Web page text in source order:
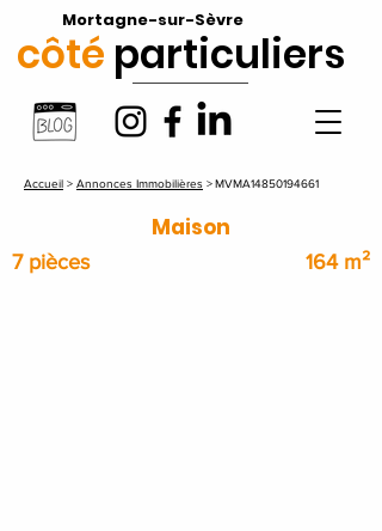
Mortagne-sur-Sèvre
côté particuliers
Accueil > Annonces Immobilières >MVMA14850194661
Maison
7 pièces 164 m²